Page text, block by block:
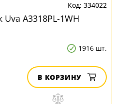
334022
A3318PL-1WH
1916 шт.
В КОРЗИНУ